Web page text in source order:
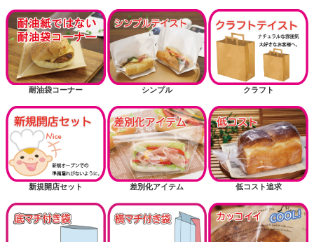
耐油袋コーナー シンプル クラフト
新規開店セット 差別化アイテム 低コスト追求